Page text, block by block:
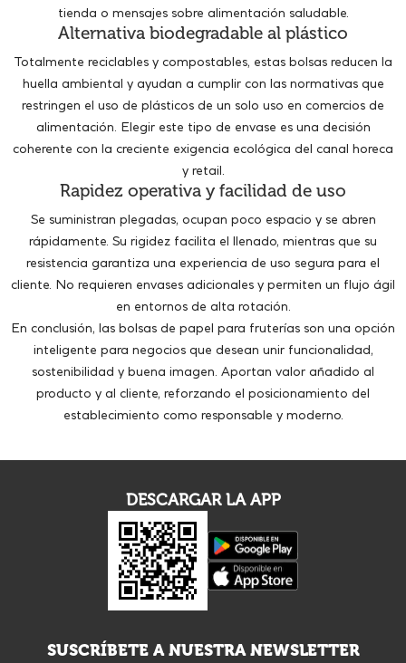
tienda o mensajes sobre alimentación saludable.
Alternativa biodegradable al plástico
Totalmente reciclables y compostables, estas bolsas reducen la
huella ambiental y ayudan a cumplir con las normativas que
restringen el uso de plásticos de un solo uso en comercios de
alimentación. Elegir este tipo de envase es una decisión
coherente con la creciente exigencia ecológica del canal horeca
y retail.
Rapidez operativa y facilidad de uso
Se suministran plegadas, ocupan poco espacio y se abren
rápidamente. Su rigidez facilita el llenado, mientras que su
resistencia garantiza una experiencia de uso segura para el
cliente. No requieren envases adicionales y permiten un flujo ágil
en entornos de alta rotación.
En conclusión, las bolsas de papel para fruterías son una opción
inteligente para negocios que desean unir funcionalidad,
sostenibilidad y buena imagen. Aportan valor añadido al
producto y al cliente, reforzando el posicionamiento del
establecimiento como responsable y moderno.
DESCARGAR LA APP
SUSCRÍBETE A NUESTRA NEWSLETTER